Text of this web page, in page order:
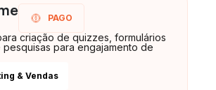
PAGO
criação de quizzes, formulários
pesquisas para engajamento de
& Vendas